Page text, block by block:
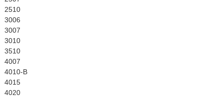
2510
3006
3007
3010
3510
4007
4010-B
4015
4020